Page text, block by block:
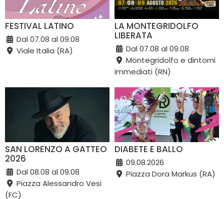
FESTIVAL LATINO
Dal 07.08 al 09.08
Viale Italia (RA)
LA MONTEGRIDOLFO
LIBERATA
Dal 07.08 al 09.08
Montegridolfo e dintorni
immediati (RN)
SAN LORENZO A GATTEO
2026
Dal 08.08 al 09.08
Piazza Alessandro Vesi
(FC)
DIABETE E BALLO
09.08.2026
Piazza Dora Markus (RA)